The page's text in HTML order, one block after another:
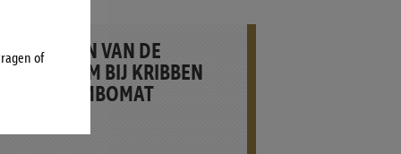
VAN DE
RIVIERBODEM BIJ KRIBBEN
MET EEN JUMBOMAT
of